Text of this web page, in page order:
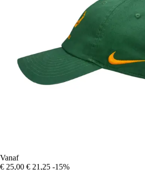
Vanaf
€ 25,00 € 21,25 -15%